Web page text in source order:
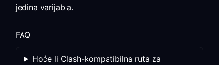
jedina varijabla.
FAQ
Hoće li Clash-kompatibilna ruta za